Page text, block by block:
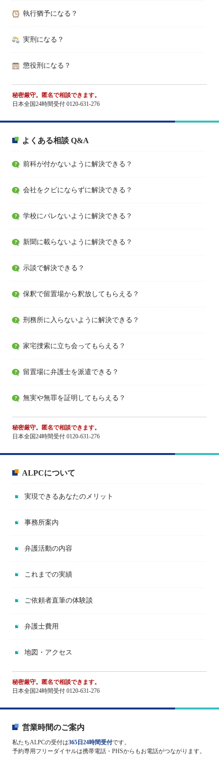
執行猶予になる？
実刑になる？
懲役刑になる？
秘密厳守。匿名で相談できます。
日本全国24時間受付 0120-631-276
よくある相談 Q&A
前科が付かないように解決できる？
会社をクビにならずに解決できる？
学校にバレないように解決できる？
新聞に載らないように解決できる？
示談で解決できる？
保釈で留置場から釈放してもらえる？
刑務所に入らないように解決できる？
家宅捜索に立ち会ってもらえる？
留置場に弁護士を派遣できる？
無実や無罪を証明してもらえる？
秘密厳守。匿名で相談できます。
日本全国24時間受付 0120-631-276
ALPCについて
実現できるあなたのメリット
事務所案内
弁護活動の内容
これまでの実績
ご依頼者直筆の体験談
弁護士費用
地図・アクセス
秘密厳守。匿名で相談できます。
日本全国24時間受付 0120-631-276
営業時間のご案内
私たちALPCの受付は365日24時間受付です。
予約専用フリーダイヤルは携帯電話・PHSからもお電話がつながります。